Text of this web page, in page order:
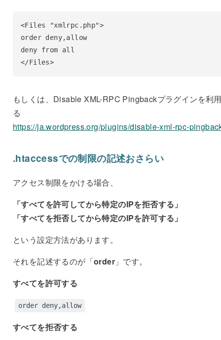
<Files "xmlrpc.php">
order deny,allow
deny from all
</Files>
もしくは、Disable XML-RPC Pingbackプラグインを利
る
https://ja.wordpress.org/plugins/disable-xml-rpc-
.htaccessでの制限の記述おさらい
アクセス制限をかける場合、
「すべてを許可してから特定のIPを拒否する」
「すべてを拒否してから特定のIPを許可する」
という設定方法があります。
それを記述するのが「order」です。
すべてを許可する
order deny,allow
すべてを拒否する